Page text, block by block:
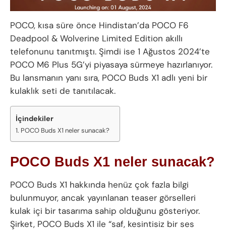
POCO, kısa süre önce Hindistan’da POCO F6
Deadpool & Wolverine Limited Edition akıllı
telefonunu tanıtmıştı. Şimdi ise 1 Ağustos 2024’te
POCO M6 Plus 5G’yi piyasaya sürmeye hazırlanıyor.
Bu lansmanın yanı sıra, POCO Buds X1 adlı yeni bir
kulaklık seti de tanıtılacak.
İçindekiler
POCO Buds X1 neler sunacak?
POCO Buds X1 neler sunacak?
POCO Buds X1 hakkında henüz çok fazla bilgi
bulunmuyor, ancak yayınlanan teaser görselleri
kulak içi bir tasarıma sahip olduğunu gösteriyor.
Şirket, POCO Buds X1 ile “saf, kesintisiz bir ses